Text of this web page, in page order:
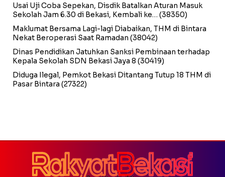
Usai Uji Coba Sepekan, Disdik Batalkan Aturan Masuk
Sekolah Jam 6.30 di Bekasi, Kembali ke… (38350)
Maklumat Bersama Lagi-lagi Diabaikan, THM di Bintara
Nekat Beroperasi Saat Ramadan (38042)
Dinas Pendidikan Jatuhkan Sanksi Pembinaan terhadap
Kepala Sekolah SDN Bekasi Jaya 8 (30419)
Diduga Ilegal, Pemkot Bekasi Ditantang Tutup 18 THM di
Pasar Bintara (27322)